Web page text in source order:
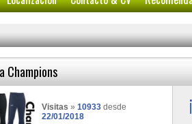
Champions
Visitas » 10933 desde
22/01/2018